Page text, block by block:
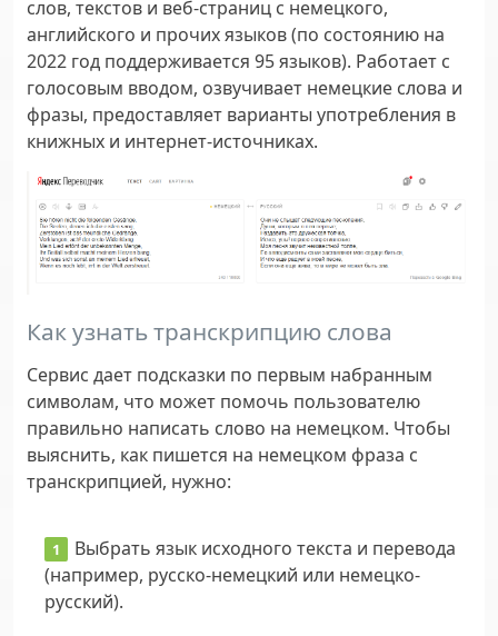
слов, текстов и веб-страниц с немецкого,
английского и прочих языков (по состоянию на
2022 год поддерживается 95 языков). Работает с
голосовым вводом, озвучивает немецкие слова и
фразы, предоставляет варианты употребления в
книжных и интернет-источниках.
Как узнать транскрипцию слова
Сервис дает подсказки по первым набранным
символам, что может помочь пользователю
правильно написать слово на немецком. Чтобы
выяснить, как пишется на немецком фраза с
транскрипцией, нужно:
Выбрать язык исходного текста и перевода
(например, русско-немецкий или немецко-
русский).